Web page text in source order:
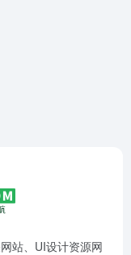
站、UI设计资源网